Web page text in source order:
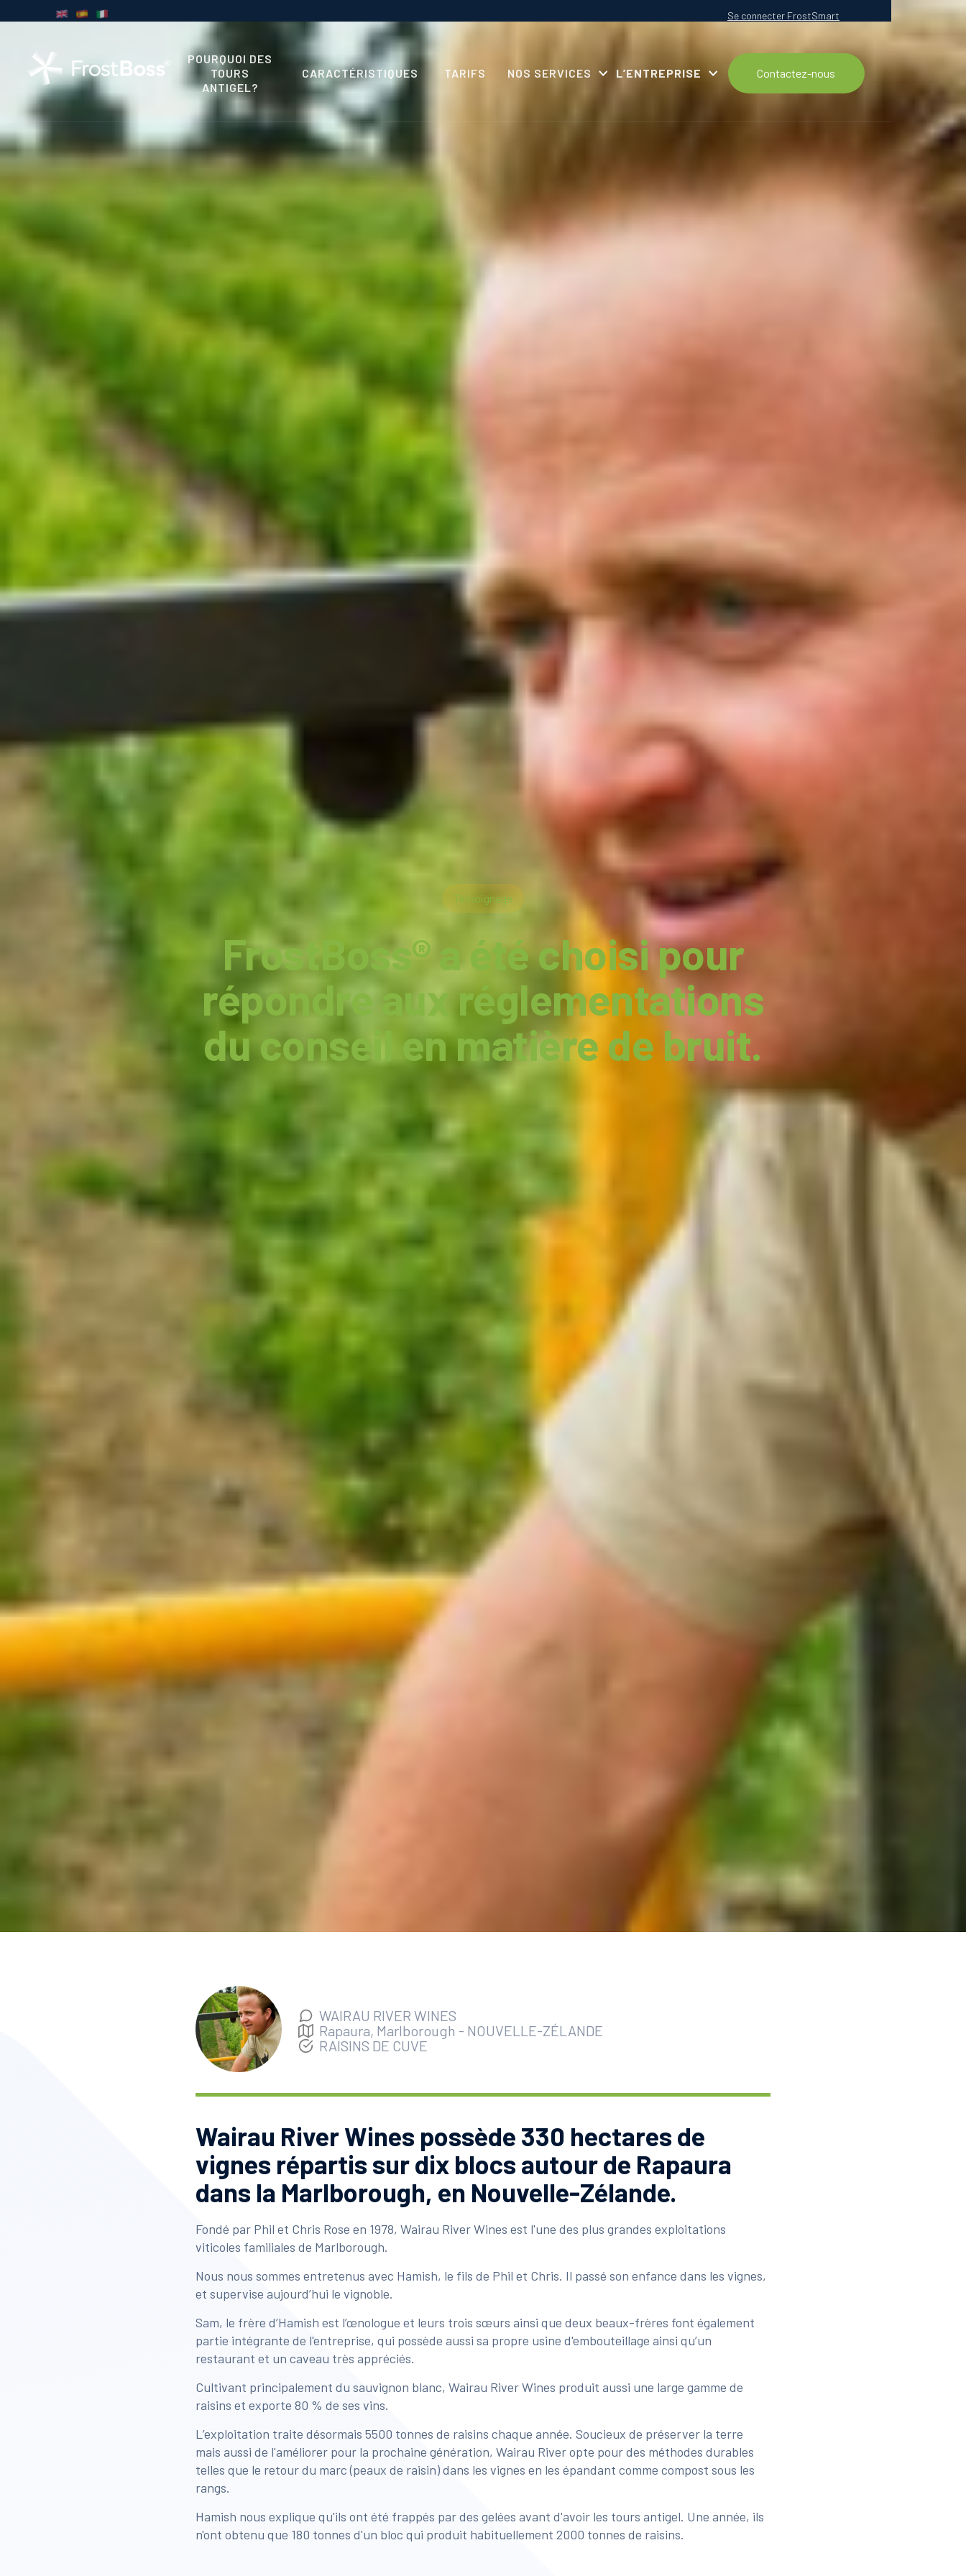
Se connecter FrostSmart
POURQUOI DES
TOURS
ANTIGEL?
CARACTÉRISTIQUES TARIFS NOS SERVICES L’ENTREPRISE Contactez-nous
Témoignage
FrostBoss® a été choisi pour
répondre aux réglementations
du conseil en matière de bruit.
WAIRAU RIVER WINES
Rapaura, Marlborough - NOUVELLE-ZÉLANDE
RAISINS DE CUVE
Wairau River Wines possède 330 hectares de
vignes répartis sur dix blocs autour de Rapaura
dans la Marlborough, en Nouvelle-Zélande.
Fondé par Phil et Chris Rose en 1978, Wairau River Wines est l'une des plus grandes exploitations
viticoles familiales de Marlborough.
Nous nous sommes entretenus avec Hamish, le fils de Phil et Chris. Il passé son enfance dans les vignes,
et supervise aujourd’hui le vignoble.
Sam, le frère d’Hamish est l’œnologue et leurs trois sœurs ainsi que deux beaux-frères font également
partie intégrante de l'entreprise, qui possède aussi sa propre usine d'embouteillage ainsi qu’un
restaurant et un caveau très appréciés.
Cultivant principalement du sauvignon blanc, Wairau River Wines produit aussi une large gamme de
raisins et exporte 80 % de ses vins.
L’exploitation traite désormais 5500 tonnes de raisins chaque année. Soucieux de préserver la terre
mais aussi de l'améliorer pour la prochaine génération, Wairau River opte pour des méthodes durables
telles que le retour du marc (peaux de raisin) dans les vignes en les épandant comme compost sous les
rangs.
Hamish nous explique qu'ils ont été frappés par des gelées avant d'avoir les tours antigel. Une année, ils
n'ont obtenu que 180 tonnes d'un bloc qui produit habituellement 2000 tonnes de raisins.